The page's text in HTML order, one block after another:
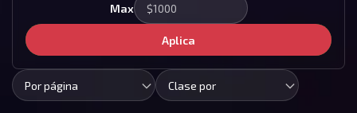
Max
Aplica
Por página Clase por